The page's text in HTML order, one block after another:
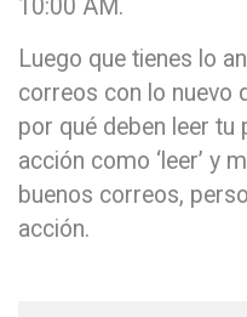
10:00 AM.
Luego que tienes lo
correos con lo nuevo
por qué deben leer tu
acción como ‘leer’ y
buenos correos,
acción.